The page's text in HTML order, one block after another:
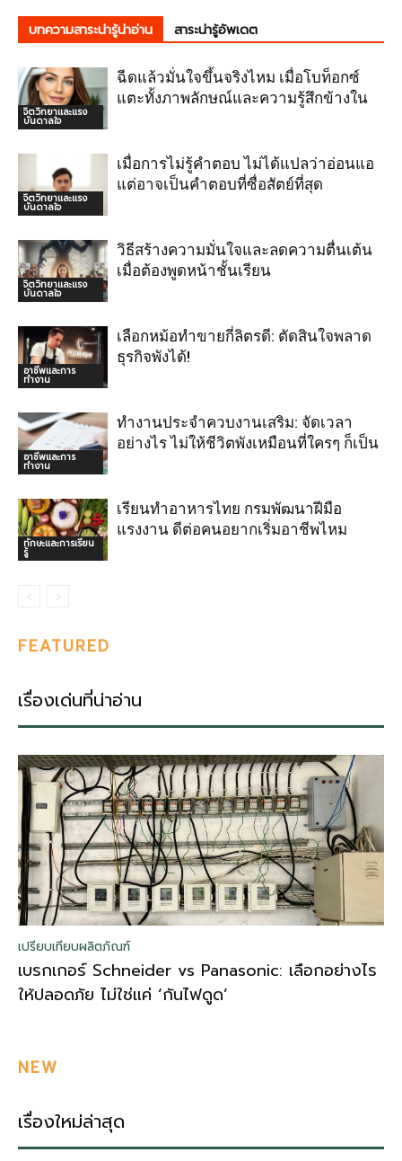
บทความสาระน่ารู้น่าอ่าน สาระน่ารู้อัพเดต
จิตวิทยาและแรง
บันดาลใจ
ฉีดแล้วมั่นใจขึ้นจริงไหม เมื่อโบท็อกซ์
แตะทั้งภาพลักษณ์และความรู้สึกข้างใน
จิตวิทยาและแรง
บันดาลใจ
เมื่อการไม่รู้คำตอบ ไม่ได้แปลว่าอ่อนแอ
แต่อาจเป็นคำตอบที่ซื่อสัตย์ที่สุด
จิตวิทยาและแรง
บันดาลใจ
วิธีสร้างความมั่นใจและลดความตื่นเต้น
เมื่อต้องพูดหน้าชั้นเรียน
อาชีพและการ
ทำงาน
เลือกหม้อทำขายกี่ลิตรดี: ตัดสินใจพลาด
ธุรกิจพังได้!
อาชีพและการ
ทำงาน
ทำงานประจำควบงานเสริม: จัดเวลา
อย่างไร ไม่ให้ชีวิตพังเหมือนที่ใครๆ ก็เป็น
ทักษะและการเรียน
รู้
เรียนทำอาหารไทย กรมพัฒนาฝีมือ
แรงงาน ดีต่อคนอยากเริ่มอาชีพไหม
FEATURED
เรื่องเด่นที่น่าอ่าน
เปรียบเทียบผลิตภัณฑ์
เบรกเกอร์ Schneider vs Panasonic: เลือกอย่างไร
ให้ปลอดภัย ไม่ใช่แค่ ‘กันไฟดูด’
NEW
เรื่องใหม่ล่าสุด